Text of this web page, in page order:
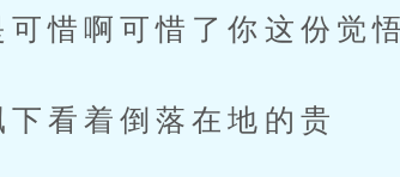
惜啊可惜了你这份觉
看着倒落在地的贵